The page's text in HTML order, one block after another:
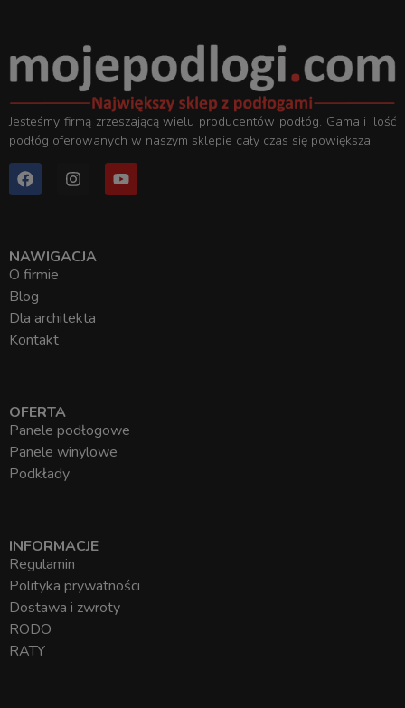
Jesteśmy firmą zrzeszającą wielu producentów podłóg. Gama i ilość
podłóg oferowanych w naszym sklepie cały czas się powiększa.
NAWIGACJA
O firmie
Blog
Dla architekta
Kontakt
OFERTA
Panele podłogowe
Panele winylowe
Podkłady
INFORMACJE
Regulamin
Polityka prywatności
Dostawa i zwroty
RODO
RATY